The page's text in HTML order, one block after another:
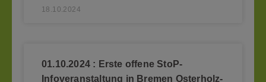
18.10.2024
01.10.2024 : Erste offene StoP-
Infoveranstaltung in Bremen Osterholz-